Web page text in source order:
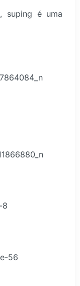
suping é uma